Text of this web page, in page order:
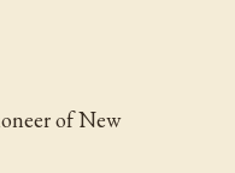
of New